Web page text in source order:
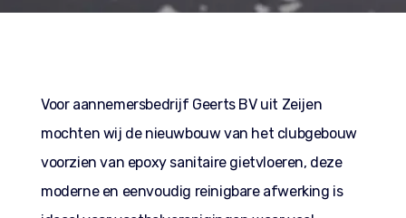
Voor aannemersbedrijf Geerts BV uit Zeijen
mochten wij de nieuwbouw van het clubgebouw
voorzien van epoxy sanitaire gietvloeren, deze
moderne en eenvoudig reinigbare afwerking is